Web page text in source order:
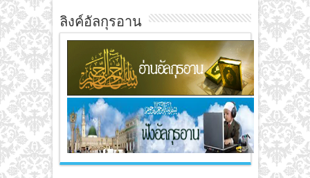
ลิงค์อัลกุรอาน